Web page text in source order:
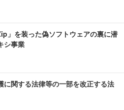
」を装った偽ソフトウェアの裏に潜
シ事業
に関する法律等の一部を改正する法